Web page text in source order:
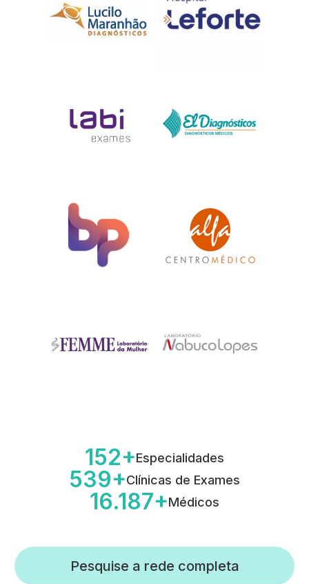
Especialidades
152
Clínicas de Exames
539
Médicos
16.187
Pesquise a rede completa